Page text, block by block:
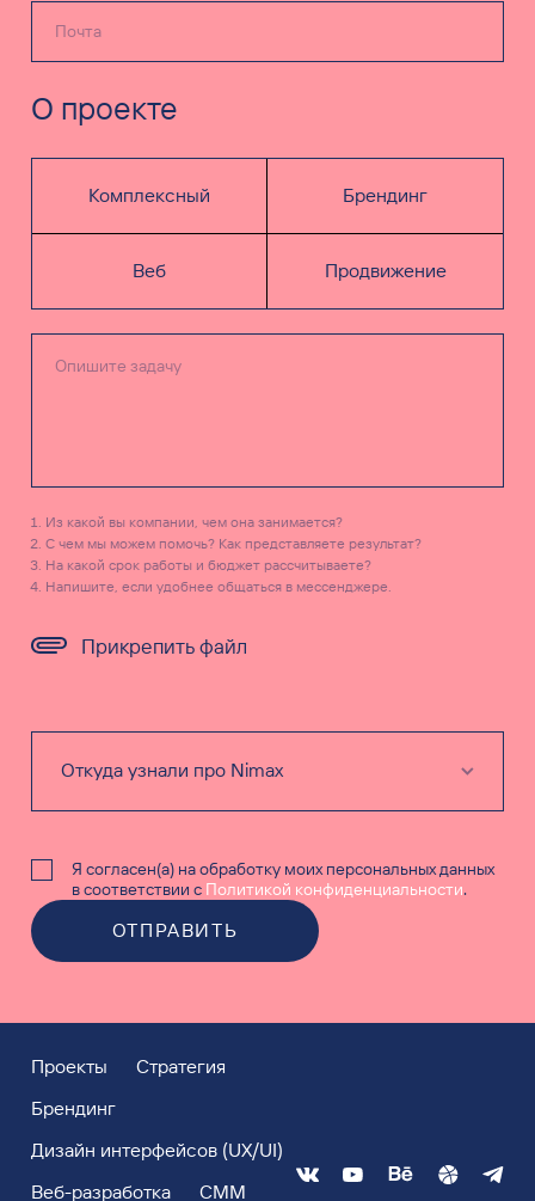
О проекте
Комплексный Брендинг
Веб Продвижение
Прикрепить файл
Из какой вы компании, чем она занимается?
С чем мы можем помочь? Как представляете результат?
На какой срок работы и бюджет рассчитываете?
Напишите, если удобнее общаться в мессенджере.
Я согласен(а) на обработку моих персональных данных
в соответствии с Политикой конфиденциальности.
ОТПРАВИТЬ
Проекты
Стратегия
Брендинг
Дизайн интерфейсов (UX/UI)
Веб-разработка
СММ